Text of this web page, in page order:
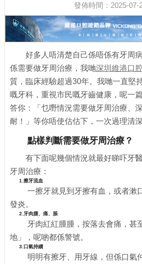
發佈時間：2025-07-
好多人唔清楚自己係唔係有牙周
係需要做牙周治療，我哋深圳維港口
質，臨床經驗超過30年。我哋一直堅
嘅牙科，重視市民嘅牙齒健康，呢一
答你：「乜嘢情況需要做牙周治療、
耐！」等你唔使估估下，一次過理清
點樣判斷需要做牙周治療？
有下面呢幾個情況就最好睇吓牙
牙周治療：
1.擦牙流血
一擦牙就見到牙擦有血，或者漱
發炎。
2.牙肉腫、痛、脹
牙肉紅紅腫腫，按落去會痛，甚
地」，呢啲都係警號。
3.口氣持續
明明有擦牙、用牙線，但係口氣